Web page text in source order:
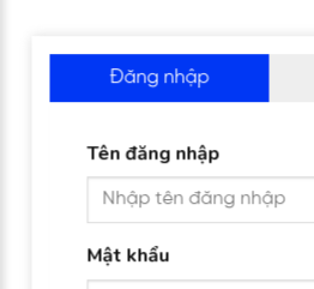
Đăng nhập
Tên đăng nhập
Mật khẩu